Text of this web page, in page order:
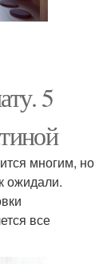
5
многим, но
ожидали.
все